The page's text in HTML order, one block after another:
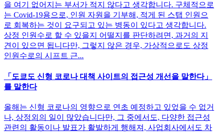
을 여기 없어지는 부서가 적지 않다고 생각합니다. 구체적으로
는 Covid-19용으로, 인원 자원을 기부해, 적게 된 스탭 인원으
로 회복하는 것이 요구되고 있는 병동이 있다고 생각합니다.
상정 인원수로 할 수 있을지 어떨지를 판단하려면, 과거의 지
견이 있으면 됩니다만, 그렇지 않은 경우, 가상적으로도 상정
인원수로의 시프트 근...
「도쿄도 신형 코로나 대책 사이트의 접근성 개선을 말한다」
를 말한다
올해는 신형 코로나의 영향으로 연초 예정하고 있었을 수 없거
나, 상정외의 일이 많았습니다만, 그 중에서도, 다양한 접근성
관련의 활동이나 발표가 활발하게 행해져, 사업회사에서도 차